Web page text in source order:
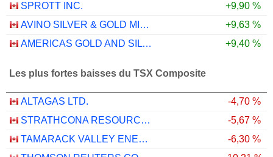
SPROTT INC.
+9,90 %
AVINO SILVER & GOLD MINES LTD.
+9,63 %
AMERICAS GOLD AND SILVER CORPORATION
+9,40 %
Les plus fortes baisses du TSX Composite
ALTAGAS LTD.
-4,70 %
STRATHCONA RESOURCES LTD.
-5,67 %
TAMARACK VALLEY ENERGY LTD.
-6,30 %